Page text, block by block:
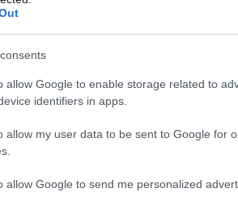
allow Google to enable storage related to
identifiers in apps.
allow my user data to be sent to Google for
allow Google to send me personalized
aperte e che, secondo